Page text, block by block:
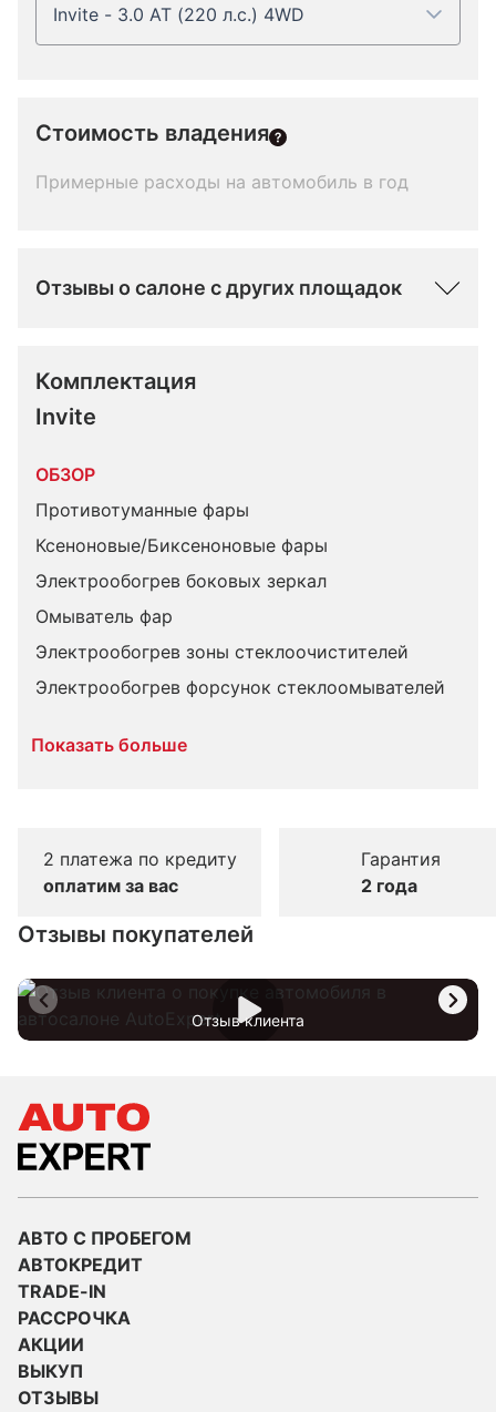
Invite - 3.0 AT (220 л.с.) 4WD
Стоимость владения
Примерные расходы на автомобиль в год
Отзывы о салоне с других площадок
Комплектация
Invite
ОБЗОР
Противотуманные фары
Ксеноновые/Биксеноновые фары
Электрообогрев боковых зеркал
Омыватель фар
Электрообогрев зоны стеклоочистителей
Электрообогрев форсунок стеклоомывателей
Показать больше
2 платежа по кредиту
оплатим за вас
Гарантия
2 года
Отзывы покупателей
Отзыв клиента
АВТО С ПРОБЕГОМ
АВТОКРЕДИТ
TRADE-IN
РАССРОЧКА
АКЦИИ
ВЫКУП
ОТЗЫВЫ